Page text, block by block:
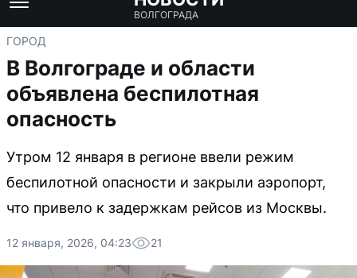
ВОЛГОГРАДА
ГОРОД
В Волгограде и области
объявлена беспилотная
опасность
Утром 12 января в регионе ввели режим
беспилотной опасности и закрыли аэропорт,
что привело к задержкам рейсов из Москвы.
12 января, 2026, 04:23 21